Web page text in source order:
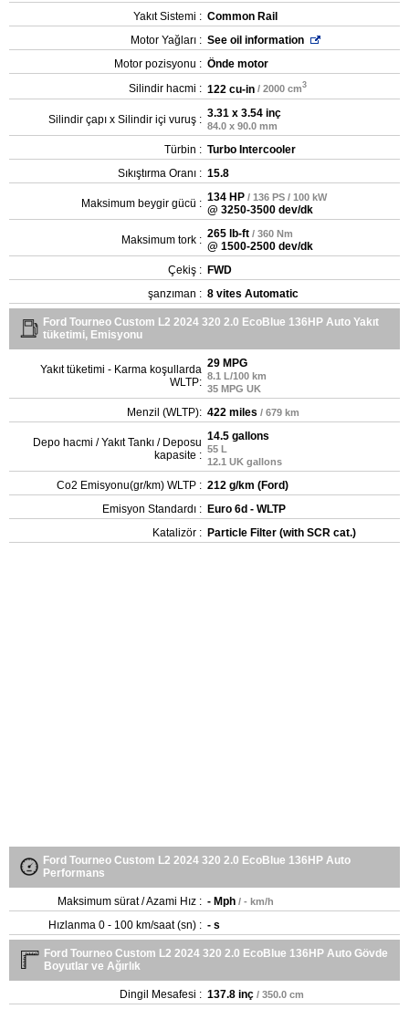
Yakıt Sistemi : Common Rail
Motor Yağları : See oil information
Motor pozisyonu : Önde motor
Silindir hacmi : 122 cu-in / 2000 cm3
Silindir çapı x Silindir içi vuruş : 3.31 x 3.54 inç
84.0 x 90.0 mm
Türbin : Turbo Intercooler
Sıkıştırma Oranı : 15.8
Maksimum beygir gücü : 134 HP / 136 PS / 100 kW
@ 3250-3500 dev/dk
Maksimum tork : 265 lb-ft / 360 Nm
@ 1500-2500 dev/dk
Çekiş : FWD
şanzıman : 8 vites Automatic
Ford Tourneo Custom L2 2024 320 2.0 EcoBlue 136HP Auto Yakıt
tüketimi, Emisyonu
Yakıt tüketimi - Karma koşullarda
WLTP:
29 MPG
8.1 L/100 km
35 MPG UK
Menzil (WLTP): 422 miles / 679 km
Depo hacmi / Yakıt Tankı / Deposu
kapasite :
14.5 gallons
55 L
12.1 UK gallons
Co2 Emisyonu(gr/km) WLTP : 212 g/km (Ford)
Emisyon Standardı : Euro 6d - WLTP
Katalizör : Particle Filter (with SCR cat.)
Ford Tourneo Custom L2 2024 320 2.0 EcoBlue 136HP Auto
Performans
Maksimum sürat / Azami Hız : - Mph / - km/h
Hızlanma 0 - 100 km/saat (sn) : - s
Ford Tourneo Custom L2 2024 320 2.0 EcoBlue 136HP Auto Gövde
Boyutlar ve Ağırlık
Dingil Mesafesi : 137.8 inç / 350.0 cm